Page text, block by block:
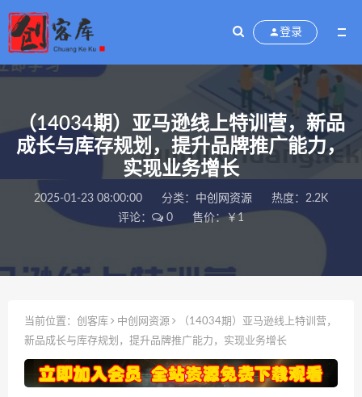
登录
（14034期）亚马逊线上特训营，新品
成长与库存规划，提升品牌推广能力，
实现业务增长
2025-01-23 08:00:00 分类： 中创网资源
热度：2.2K
评论：
0 售价：￥1
当前位置： 创客库 中创网资源
（14034期）亚马逊线上特训营，
新品成长与库存规划，提升品牌推广能力，实现业务增长